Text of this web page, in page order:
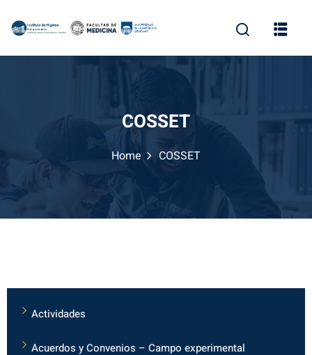
COSSET
Home COSSET
Actividades
Acuerdos y Convenios – Campo experimental